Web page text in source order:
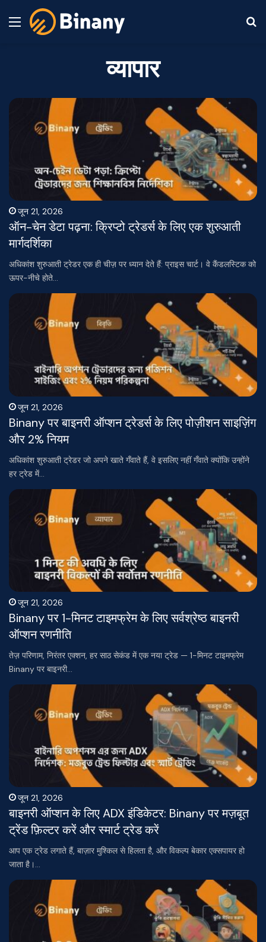
Menu
व्यापार
जून 21, 2026
ऑन-चेन डेटा पढ़ना: क्रिप्टो ट्रेडर्स के लिए एक शुरुआती
मार्गदर्शिका
अधिकांश शुरुआती ट्रेडर एक ही चीज़ पर ध्यान देते हैं: प्राइस चार्ट। वे कैंडलस्टिक को
ऊपर-नीचे होते…
जून 21, 2026
Binany पर बाइनरी ऑप्शन ट्रेडर्स के लिए पोज़ीशन साइज़िंग
और 2% नियम
अधिकांश शुरुआती ट्रेडर जो अपने खाते गँवाते हैं, वे इसलिए नहीं गँवाते क्योंकि उन्होंने
हर ट्रेड में…
जून 21, 2026
Binany पर 1-मिनट टाइमफ्रेम के लिए सर्वश्रेष्ठ बाइनरी
ऑप्शन रणनीति
तेज़ परिणाम, निरंतर एक्शन, हर साठ सेकंड में एक नया ट्रेड — 1-मिनट टाइमफ्रेम
Binany पर बाइनरी…
जून 21, 2026
बाइनरी ऑप्शन के लिए ADX इंडिकेटर: Binany पर मज़बूत
ट्रेंड फ़िल्टर करें और स्मार्ट ट्रेड करें
आप एक ट्रेड लगाते हैं, बाज़ार मुश्किल से हिलता है, और विकल्प बेकार एक्सपायर हो
जाता है।…